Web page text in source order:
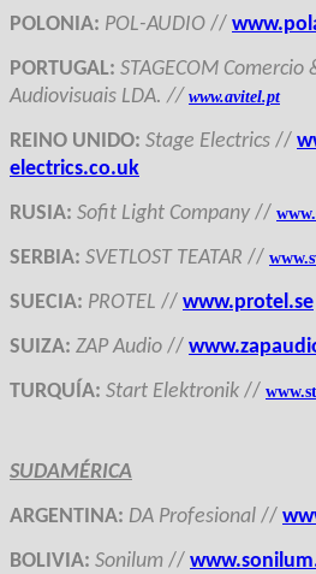
POLONIA: POL-AUDIO //
PORTUGAL: STAGECOM Comercio
Audiovisuais LDA. // www.avitel.pt
REINO UNIDO: Stage Electrics //
electrics.co.uk
RUSIA: Sofit Light Company //
SERBIA: SVETLOST TEATAR //
SUECIA: PROTEL // www.protel.se
SUIZA: ZAP Audio //
TURQUÍA: Start Elektronik //
SUDAMÉRICA
ARGENTINA: DA Profesional //
BOLIVIA: Sonilum //